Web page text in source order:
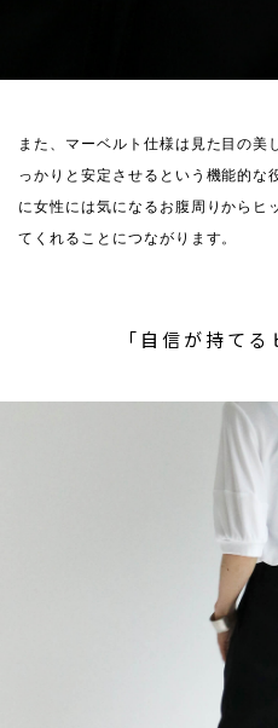
また、マーベルト仕様は見た目の美
っかりと安定させるという機能的な
に女性には気になるお腹周りからヒ
てくれることにつながります。
「自信が持てる